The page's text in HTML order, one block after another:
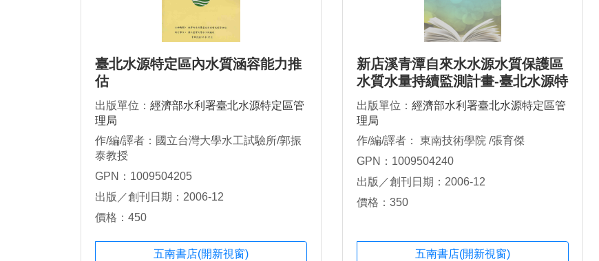
臺北水源特定區內水質涵容能力推
估
出版單位： 經濟部水利署臺北水源特定區管
理局
作/編/譯者：國立台灣大學水工試驗所/郭振
泰教授
GPN：1009504205
出版／創刊日期：2006-12
價格：450
五南書店(開新視窗)
新店溪青潭自來水水源水質保護區
水質水量持續監測計畫-臺北水源特
定區地表水質監測暨管理系統規劃
(1/2)
出版單位： 經濟部水利署臺北水源特定區管
理局
作/編/譯者： 東南技術學院 /張育傑
GPN：1009504240
出版／創刊日期：2006-12
價格：350
五南書店(開新視窗)